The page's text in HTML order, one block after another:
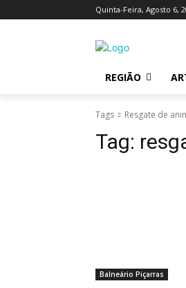
Quinta-Feira, Agosto 6,
REGIÃO
Tags Resgate de
Tag:
Balneário Piçarras